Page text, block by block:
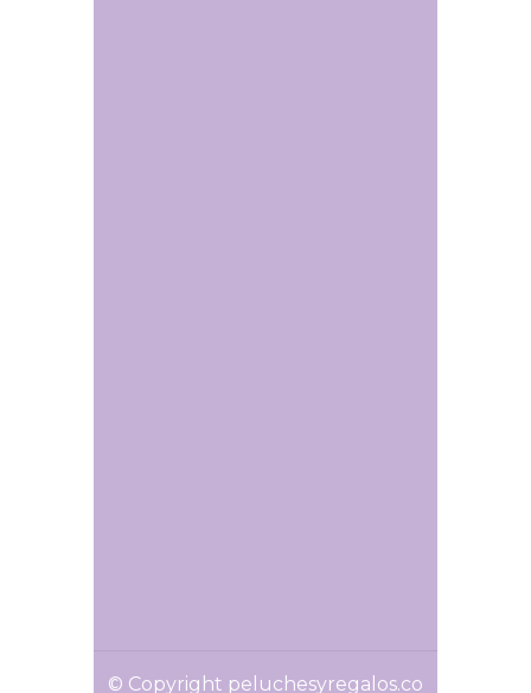
© Copyright peluchesyregalos.co